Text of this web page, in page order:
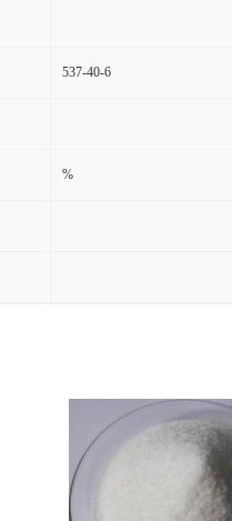
537-40-6
%